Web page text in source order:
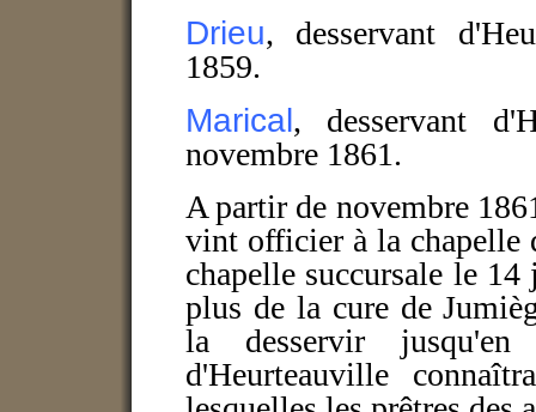
Drieu, desservant
1859.
Marical, desservant
novembre 1861.
A partir de novembre
vint officier à la chapelle
chapelle succursale le
plus de la cure de
la desservir
d'Heurteauville